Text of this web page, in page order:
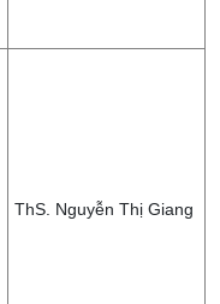
ThS. Nguyễn Thị Giang